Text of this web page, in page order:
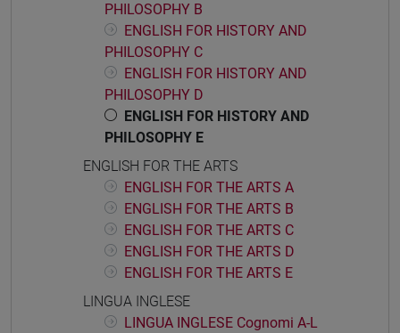
PHILOSOPHY B
ENGLISH FOR HISTORY AND
PHILOSOPHY C
ENGLISH FOR HISTORY AND
PHILOSOPHY D
ENGLISH FOR HISTORY AND
PHILOSOPHY E
ENGLISH FOR THE ARTS
ENGLISH FOR THE ARTS A
ENGLISH FOR THE ARTS B
ENGLISH FOR THE ARTS C
ENGLISH FOR THE ARTS D
ENGLISH FOR THE ARTS E
LINGUA INGLESE
LINGUA INGLESE Cognomi A-L